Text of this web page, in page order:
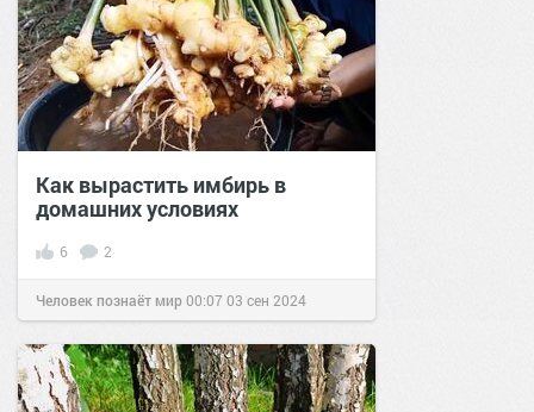
Как вырастить имбирь в
домашних условиях
6 2
Человек познаёт мир00:07 03 сен 2024